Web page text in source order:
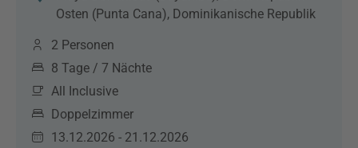
Osten (Punta Cana), Dominikanische Republik
2 Personen
8 Tage / 7 Nächte
All Inclusive
Doppelzimmer
13.12.2026 - 21.12.2026